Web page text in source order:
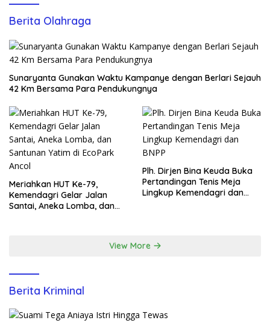
Berita Olahraga
Sunaryanta Gunakan Waktu Kampanye dengan Berlari Sejauh
42 Km Bersama Para Pendukungnya
Meriahkan HUT Ke-79,
Kemendagri Gelar Jalan
Santai, Aneka Lomba, dan
Plh. Dirjen Bina Keuda Buka
Pertandingan Tenis Meja
Lingkup Kemendagri dan
View More
Berita Kriminal